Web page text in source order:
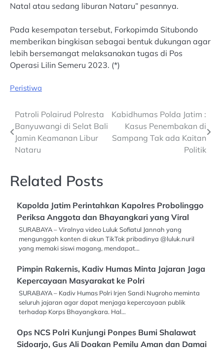
Natal atau sedang liburan Nataru” pesannya.
Pada kesempatan tersebut, Forkopimda Situbondo
memberikan bingkisan sebagai bentuk dukungan agar
lebih bersemangat melaksanakan tugas di Pos
Operasi Lilin Semeru 2023. (*)
Peristiwa
Post
navigation
Patroli Polairud Polresta
Banyuwangi di Selat Bali
Jamin Keamanan Libur
Nataru
Kabidhumas Polda Jatim :
Kasus Penembakan di
Sampang Tak ada Kaitan
Politik
Related Posts
Kapolda Jatim Perintahkan Kapolres Probolinggo
Periksa Anggota dan Bhayangkari yang Viral
SURABAYA – Viralnya video Luluk Sofiatul Jannah yang
mengunggah konten di akun TikTok pribadinya @luluk.nuril
yang memaki siswi magang, mendapat…
Pimpin Rakernis, Kadiv Humas Minta Jajaran Jaga
Kepercayaan Masyarakat ke Polri
SURABAYA – Kadiv Humas Polri Irjen Sandi Nugroho meminta
seluruh jajaran agar dapat menjaga kepercayaan publik
terhadap Korps Bhayangkara. Hal…
Ops NCS Polri Kunjungi Ponpes Bumi Shalawat
Sidoarjo, Gus Ali Doakan Pemilu Aman dan Damai